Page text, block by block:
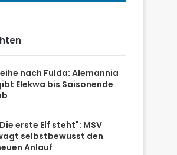
nach Fulda: Alemannia
Elekwa bis Saisonende
erste Elf steht": MSV
selbstbewusst den
Anlauf